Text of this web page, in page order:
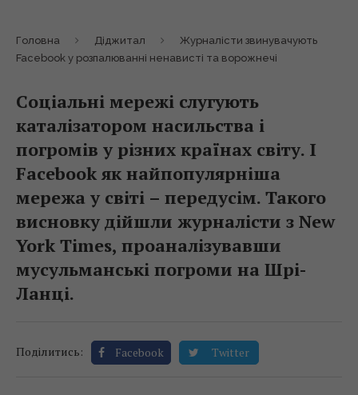
Головна Діджитал
Журналісти звинувачують
Facebook у розпалюванні ненависті та ворожнечі
Соціальні мережі слугують
каталізатором насильства і
погромів у різних країнах світу. І
Facebook як найпопулярніша
мережа у світі – передусім. Такого
висновку дійшли журналісти з New
York Times, проаналізувавши
мусульманські погроми на Шрі-
Ланці.
Поділитись: Facebook Twitter